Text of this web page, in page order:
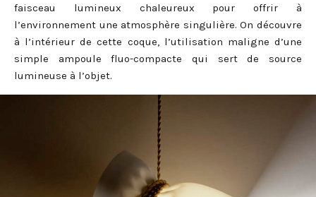
faisceau lumineux chaleureux pour offrir à
l’environnement une atmosphère singulière. On découvre
à l’intérieur de cette coque, l’utilisation maligne d’une
simple ampoule fluo-compacte qui sert de source
lumineuse à l’objet.